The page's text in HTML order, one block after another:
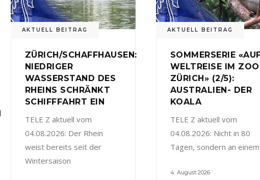
AKTUELL BEITRAG
ZÜRICH/SCHAFFHAUSEN:
NIEDRIGER
WASSERSTAND DES
RHEINS SCHRÄNKT
SCHIFFFAHRT EIN
TELE Z aktuell vom
04.08.2026: Der Rhein
weist bereits seit der
Wintersaison
AKTUELL BEITRAG
SOMMERSERIE
WELTREISE IM ZOO
ZÜRICH» (2/5):
AUSTRALIEN- DER
KOALA
TELE Z aktuell vom
04.08.2026: Nicht in 80
Tagen, sondern an einem
4. August 2026